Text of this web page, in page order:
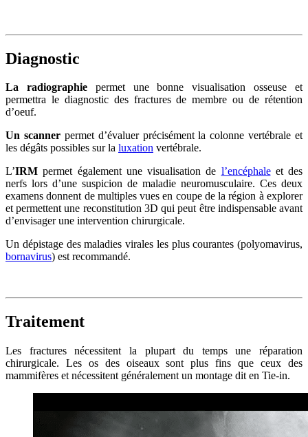
Diagnostic
La radiographiepermet une bonne visualisation osseuse et
permettra le diagnostic des fractures de membre ou de rétention
d’oeuf.
Un scannerpermet d’évaluer précisément la colonne vertébrale et
les dégâts possibles sur la luxation vertébrale.
L’IRM permet également une visualisation de l’encéphaleet des
nerfs lors d’une suspicion de maladie neuromusculaire. Ces deux
examens donnent de multiples vues en coupe de la région à explorer
et permettent une reconstitution 3D qui peut être indispensable avant
d’envisager une intervention chirurgicale.
Un dépistage des maladies virales les plus courantes (polyomavirus,
bornavirus) est recommandé.
Traitement
Les fractures nécessitent la plupart du temps une réparation
chirurgicale. Les os des oiseaux sont plus fins que ceux des
mammifères et nécessitent généralement un montage dit en Tie-in.